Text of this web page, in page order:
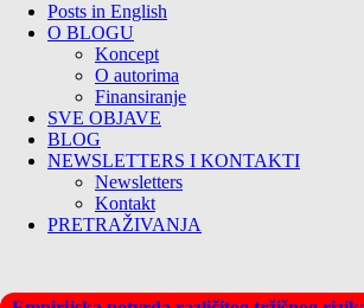
Posts in English
O BLOGU
Koncept
O autorima
Finansiranje
SVE OBJAVE
BLOG
NEWSLETTERS I KONTAKTI
Newsletters
Kontakt
PRETRAŽIVANJA